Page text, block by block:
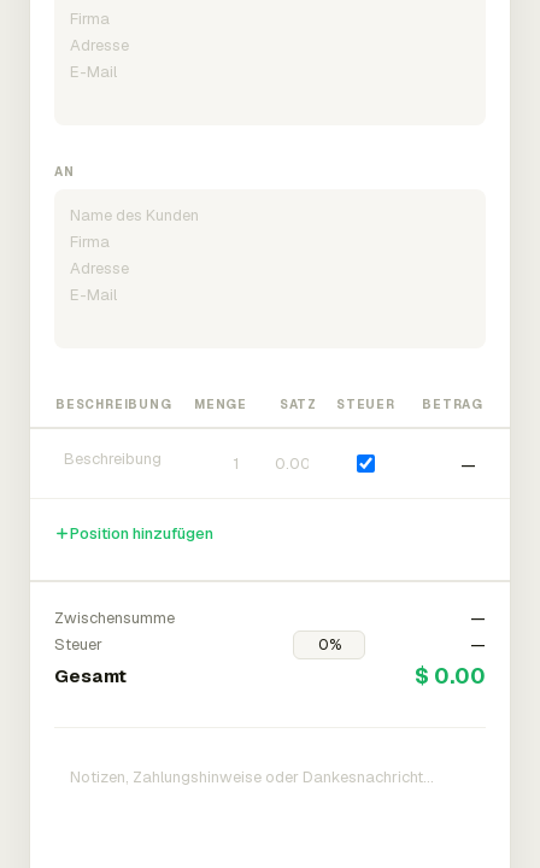
AN
BESCHREIBUNG MENGE SATZ STEUER BETRAG
—
Position hinzufügen
Zwischensumme
—
Steuer
—
Gesamt $ 0.00